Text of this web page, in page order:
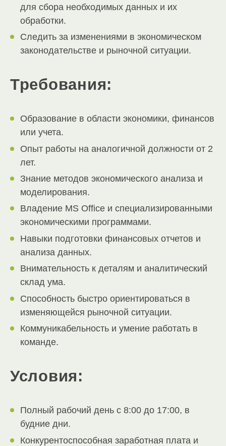
для сбора необходимых данных и их
обработки.
Следить за изменениями в экономическом
законодательстве и рыночной ситуации.
Требования:
Образование в области экономики, финансов
или учета.
Опыт работы на аналогичной должности от 2
лет.
Знание методов экономического анализа и
моделирования.
Владение MS Office и специализированными
экономическими программами.
Навыки подготовки финансовых отчетов и
анализа данных.
Внимательность к деталям и аналитический
склад ума.
Способность быстро ориентироваться в
изменяющейся рыночной ситуации.
Коммуникабельность и умение работать в
команде.
Условия:
Полный рабочий день с 8:00 до 17:00, в
будние дни.
Конкурентоспособная заработная плата и